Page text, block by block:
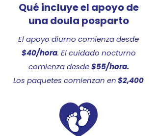
Qué incluye el apoyo de
una doula posparto
El apoyo diurno comienza desde
$40/hora. El cuidado nocturno
comienza desde$55/hora.
Los paquetes comienzan en$2,400